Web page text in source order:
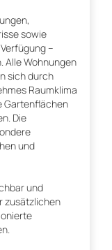
sowie
–
Alle Wohnungen
sich durch
Raumklima
Gartenflächen
Die
und
und
zusätzlichen